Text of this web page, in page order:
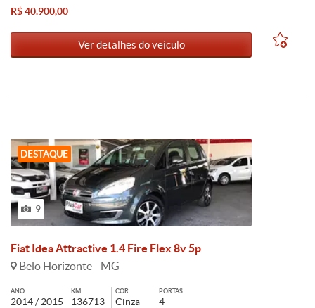
R$ 40.900,00
Ver detalhes do veículo
DESTAQUE
9
Fiat Idea Attractive 1.4 Fire Flex 8v 5p
Belo Horizonte - MG
ANO
2014 / 2015
KM
136713
COR
Cinza
PORTAS
4